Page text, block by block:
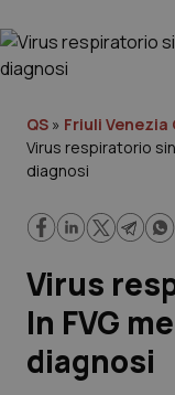
Governo e
Regioni e Asl
Lavoro e
Scienza e
Studi e Analisi
QS » Friuli Venezia
Virus respiratorio
diagnosi
Virus
In FVG
diagnosi